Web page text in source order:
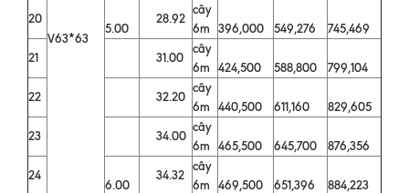
V63*63
20
5.00
28.92
cây
6m
396,000 549,276
745,469
21
31.00
cây
6m
424,500 588,800
799,104
22
32.20
cây
6m
440,500 611,160
829,605
23
34.00
cây
6m
465,500 645,700
876,356
24
6.00
34.32
cây
6m
469,500 651,396
884,223